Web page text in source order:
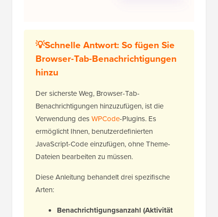
💡Schnelle Antwort: So fügen Sie
Browser-Tab-Benachrichtigungen
hinzu
Der sicherste Weg, Browser-Tab-
Benachrichtigungen hinzuzufügen, ist die
Verwendung desWPCode-Plugins. Es
ermöglicht Ihnen, benutzerdefinierten
JavaScript-Code einzufügen, ohne Theme-
Dateien bearbeiten zu müssen.
Diese Anleitung behandelt drei spezifische
Arten:
Benachrichtigungsanzahl (Aktivität